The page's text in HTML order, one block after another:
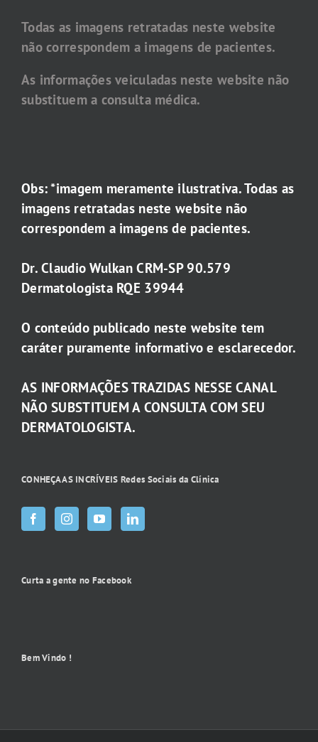
Todas as imagens retratadas neste website
não correspondem a imagens de pacientes.
As informações veiculadas neste website não
substituem a consulta médica.
Obs: *imagem meramente ilustrativa. Todas as
imagens retratadas neste website não
correspondem a imagens de pacientes.
Dr. Claudio Wulkan CRM-SP 90.579
Dermatologista RQE 39944
O conteúdo publicado neste website tem
caráter puramente informativo e esclarecedor.
AS INFORMAÇÕES TRAZIDAS NESSE CANAL
NÃO SUBSTITUEM A CONSULTA COM SEU
DERMATOLOGISTA.
CONHEÇA AS INCRÍVEIS Redes Sociais da Clínica
Curta a gente no Facebook
Bem Vindo !